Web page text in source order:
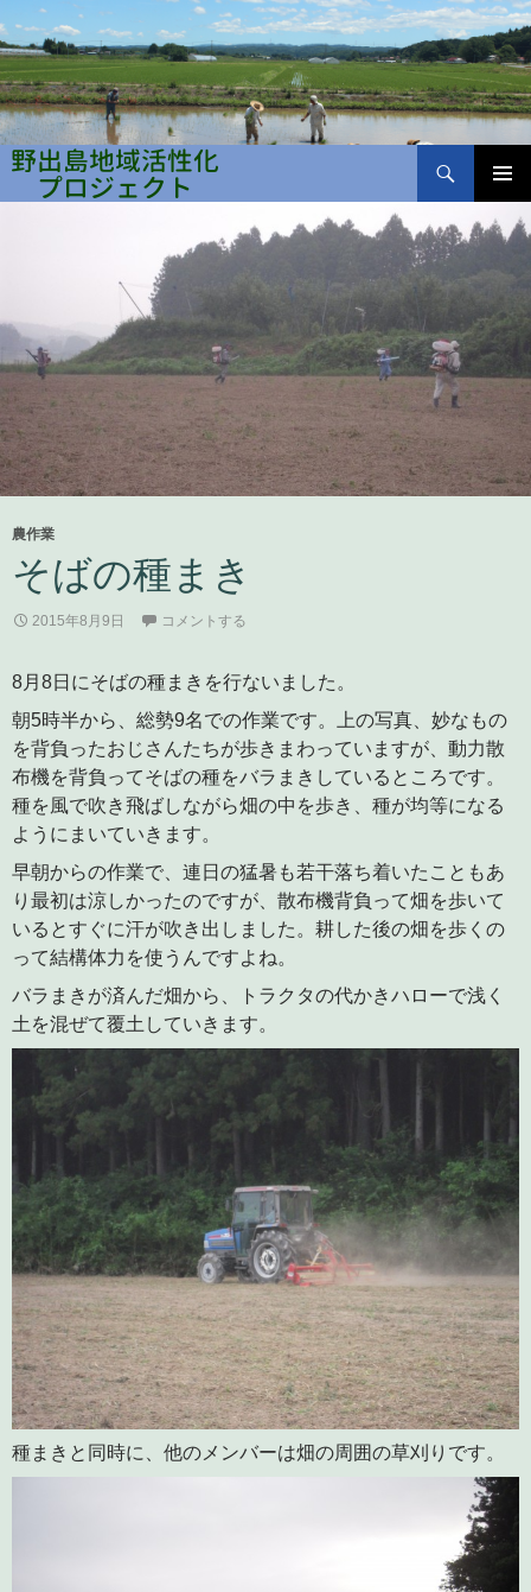
検
ニュー
ス
キ
プ
農作業
そばの種まき
2015年8月9日 コメントする
8月8日にそばの種まきを行ないました。
朝5時半から、総勢9名での作業です。上の写真、妙なもの
を背負ったおじさんたちが歩きまわっていますが、動力散
布機を背負ってそばの種をバラまきしているところです。
種を風で吹き飛ばしながら畑の中を歩き、種が均等になる
ようにまいていきます。
早朝からの作業で、連日の猛暑も若干落ち着いたこともあ
り最初は涼しかったのですが、散布機背負って畑を歩いて
いるとすぐに汗が吹き出しました。耕した後の畑を歩くの
って結構体力を使うんですよね。
バラまきが済んだ畑から、トラクタの代かきハローで浅く
土を混ぜて覆土していきます。
種まきと同時に、他のメンバーは畑の周囲の草刈りです。